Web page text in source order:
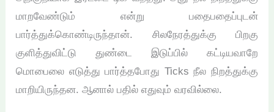
மாறவேண்டும் என்று பதைபதைப்புடன்
பார்த்துக்கொண்டிருந்தான். சிலநேரத்துக்கு பிறகு
குளித்துவிட்டு துண்டை இடுப்பில் கட்டியவாறே
மொபைலை எடுத்து பார்த்தபோது Ticks நீல நிறத்துக்கு
மாறியிருந்தன. ஆனால் பதில் எதுவும் வரவில்லை.